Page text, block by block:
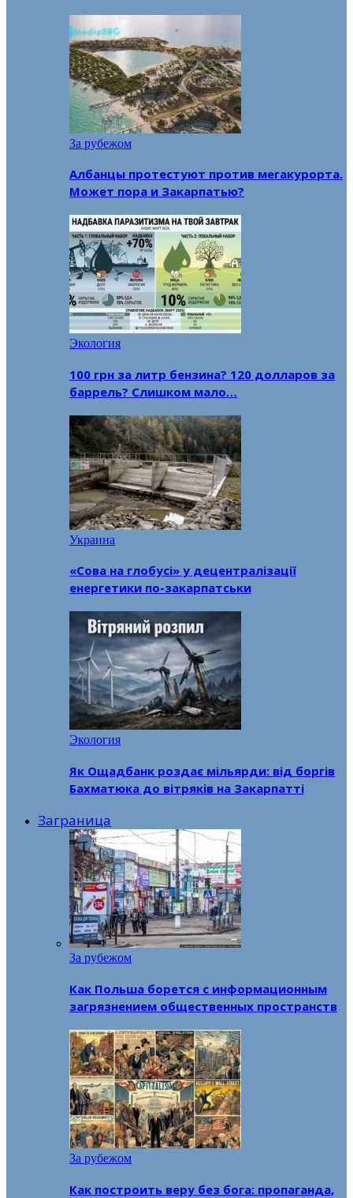
За рубежом
Албанцы протестуют против мегакурорта.
Может пора и Закарпатью?
Экология
100 грн за литр бензина? 120 долларов за
баррель? Слишком мало…
Украина
«Сова на глобусі» у децентралізації
енергетики по-закарпатськи
Экология
Як Ощадбанк роздає мільярди: від боргів
Бахматюка до вітряків на Закарпатті
Заграница
За рубежом
Как Польша борется с информационным
загрязнением общественных пространств
За рубежом
Как построить веру без бога: пропаганда,